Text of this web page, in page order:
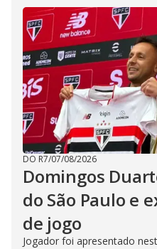
DO R7/07/08/2026
Domingos
do São Paulo e
de jogo
Jogador foi apresentado